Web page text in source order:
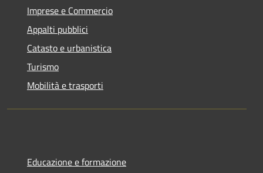
Imprese e Commercio
Appalti pubblici
Catasto e urbanistica
Turismo
Mobilità e trasporti
Educazione e formazione